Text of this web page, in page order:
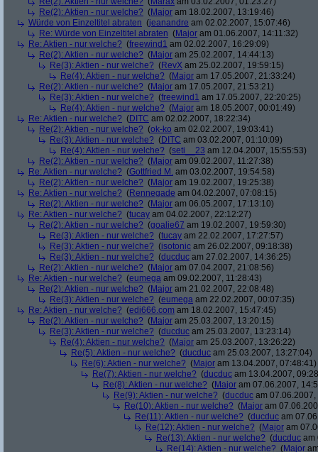
Re(2): Aktien - nur welche? (Major am 18.02.2007, 13:19:46)
Würde von Einzeltitel abraten (jeanandre am 02.02.2007, 15:07:46)
Re: Würde von Einzeltitel abraten (Major am 01.06.2007, 14:11:32)
Re: Aktien - nur welche? (freewind1 am 02.02.2007, 16:29:09)
Re(2): Aktien - nur welche? (Major am 25.02.2007, 14:44:13)
Re(3): Aktien - nur welche? (RevX am 25.02.2007, 19:59:15)
Re(4): Aktien - nur welche? (Major am 17.05.2007, 21:33:24)
Re(2): Aktien - nur welche? (Major am 17.05.2007, 21:53:21)
Re(3): Aktien - nur welche? (freewind1 am 17.05.2007, 22:20:25)
Re(4): Aktien - nur welche? (Major am 18.05.2007, 00:01:49)
Re: Aktien - nur welche? (DITC am 02.02.2007, 18:22:34)
Re(2): Aktien - nur welche? (ok-ko am 02.02.2007, 19:03:41)
Re(3): Aktien - nur welche? (DITC am 03.02.2007, 01:10:09)
Re(4): Aktien - nur welche? (seti__23 am 12.04.2007, 15:55:53)
Re(2): Aktien - nur welche? (Major am 09.02.2007, 11:27:38)
Re: Aktien - nur welche? (Gottfried M. am 03.02.2007, 19:54:58)
Re(2): Aktien - nur welche? (Major am 19.02.2007, 19:25:38)
Re: Aktien - nur welche? (Rennegade am 04.02.2007, 07:08:15)
Re(2): Aktien - nur welche? (Major am 06.05.2007, 17:13:10)
Re: Aktien - nur welche? (tucay am 04.02.2007, 22:12:27)
Re(2): Aktien - nur welche? (goalie67 am 19.02.2007, 19:59:30)
Re(3): Aktien - nur welche? (tucay am 22.02.2007, 17:27:57)
Re(3): Aktien - nur welche? (isotonic am 26.02.2007, 09:18:38)
Re(3): Aktien - nur welche? (ducduc am 27.02.2007, 14:36:25)
Re(2): Aktien - nur welche? (Major am 07.04.2007, 21:08:56)
Re: Aktien - nur welche? (eumega am 09.02.2007, 11:28:43)
Re(2): Aktien - nur welche? (Major am 21.02.2007, 22:08:48)
Re(3): Aktien - nur welche? (eumega am 22.02.2007, 00:07:35)
Re: Aktien - nur welche? (edi666.com am 18.02.2007, 15:47:45)
Re(2): Aktien - nur welche? (Major am 25.03.2007, 13:20:15)
Re(3): Aktien - nur welche? (ducduc am 25.03.2007, 13:23:14)
Re(4): Aktien - nur welche? (Major am 25.03.2007, 13:26:22)
Re(5): Aktien - nur welche? (ducduc am 25.03.2007, 13:27:04)
Re(6): Aktien - nur welche? (Major am 13.04.2007, 07:48:41)
Re(7): Aktien - nur welche? (ducduc am 13.04.2007,
Re(8): Aktien - nur welche? (Major am 07.06.2007,
Re(9): Aktien - nur welche? (ducduc am
Re(10): Aktien - nur welche? (Major am
Re(11): Aktien - nur welche? (ducduc am
Re(12): Aktien - nur welche? (Major am
Re(13): Aktien - nur welche? (ducduc am
Re(14): Aktien - nur welche? (Major